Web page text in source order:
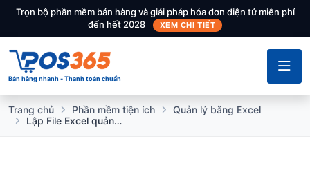
Trọn bộ phần mềm bán hàng và giải pháp hóa đơn điện tử miễn phí
đến hết 2028
XEM CHI TIẾT
Bán hàng nhanh - Thanh toán chuẩn
Trang chủ Phần mềm tiện ích
Quản lý bằng Excel
Lập File Excel quản lý bán hàng chính xác đơn giản giúp tối ưu vận hành